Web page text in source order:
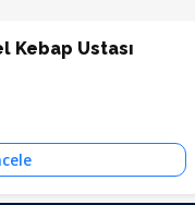
Kebap Ustası